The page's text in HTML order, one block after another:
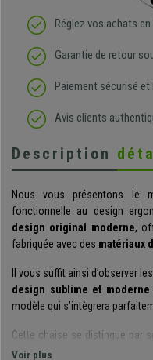
Réglez vos achats
Garantie de retour
Paiement sécurisé
Avis clients
Description
Nous vous présentons le
fonctionnelle au design
design original moderne,
fabriquée avec des matériaux
Il vous suffit ainsi d’observer
design sublime et moderne
modèle qui s’intègrera
Cette chaise se distingue par
design ergonomique,
Voir plus